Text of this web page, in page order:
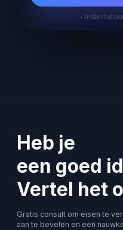
• Instant
Heb je
een goed
Vertel het
Gratis consult om eisen te
aan te bevelen en een